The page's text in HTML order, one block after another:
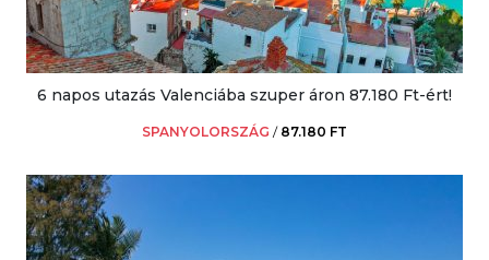
6 napos utazás Valenciába szuper áron 87.180 Ft-ért!
SPANYOLORSZÁG / 87.180 FT